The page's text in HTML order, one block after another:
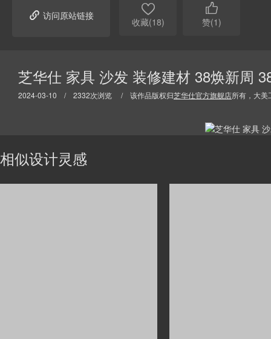
 访问原站链接 
收藏(18)

赞(1)
芝华仕 家具 沙发 装修建材 38焕新周
2024-03-10 / 2332次浏览 / 该作品版权归芝华仕官方旗舰店所有，大美
相似设计灵感